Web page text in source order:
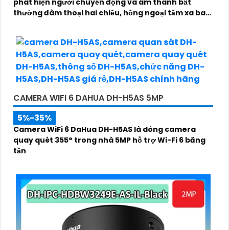
phát hiện người chuyển động và âm thanh bất
thường đàm thoại hai chiều, hồng ngoại tầm xa ban
điều khiển từ xa qua ứng dụng DMSS
CAMERA WIFI 6 DAHUA DH-H5AS 5MP
5%-35%
Camera WiFi 6 DaHua DH-H5AS là dòng camera
quay quét 355° trong nhà 5MP hỗ trợ Wi-Fi 6 băng
tần